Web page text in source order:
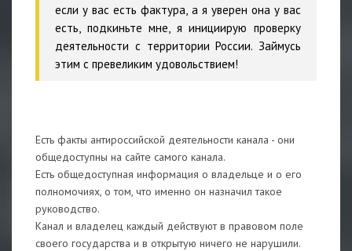
если у вас есть фактура, а я уверен она у вас
есть, подкиньте мне, я инициирую проверку
деятельности с территории России. Займусь
этим с превеликим удовольствием!
Есть факты антироссийской деятельности канала - они
общедоступны на сайте самого канала.
Есть общедоступная информация о владельце и о его
полномочиях, о том, что именно он назначил такое
руководство.
Канал и владелец каждый действуют в правовом поле
своего государства и в открытую ничего не нарушили.